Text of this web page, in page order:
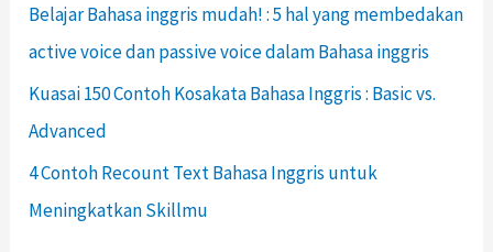
Belajar Bahasa inggris mudah! : 5 hal yang membedakan
active voice dan passive voice dalam Bahasa inggris
Kuasai 150 Contoh Kosakata Bahasa Inggris : Basic vs.
Advanced
4 Contoh Recount Text Bahasa Inggris untuk
Meningkatkan Skillmu